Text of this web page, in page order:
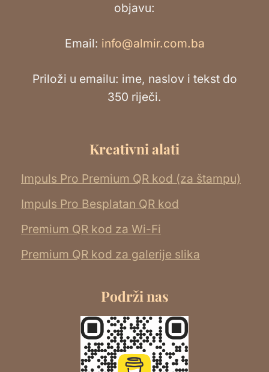
objavu:
Email: info@almir.com.ba
Priloži u emailu: ime, naslov i tekst do
350 riječi.
Kreativni alati
Impuls Pro Premium QR kod (za štampu)
Impuls Pro Besplatan QR kod
Premium QR kod za Wi-Fi
Premium QR kod za galerije slika
Podrži nas